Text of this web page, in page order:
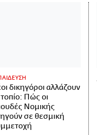
δικηγόροι αλλάζουν
Πώς οι
Νομικής
σε θεσμική